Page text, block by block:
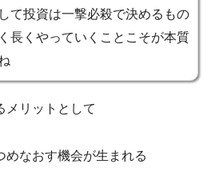
て投資は一撃必殺で決めるもの
長くやっていくことこそが本質
メリットとして
めなおす機会が生まれる